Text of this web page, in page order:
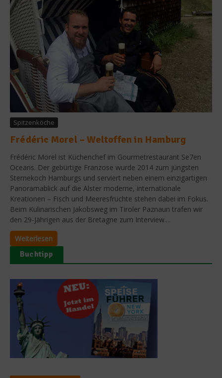
Spitzenköche
Frédéric Morel – Weltoffen in Hamburg
Frédéric Morel ist Küchenchef im Gourmetrestaurant Se7en
Oceans. Der gebürtige Franzose wurde 2014 zum jüngsten
Sternekoch Hamburgs und serviert neben einem einzigartigen
Panoramablick auf die Alster moderne, internationale
Kreationen – Fisch und Meeresfrüchte stehen dabei im Fokus.
Beim Kulinarischen Jakobsweg im Tiroler Paznaun trafen wir
den 29-Jährigen aus der Bretagne zum Interview....
Weiterlesen
Buchtipp